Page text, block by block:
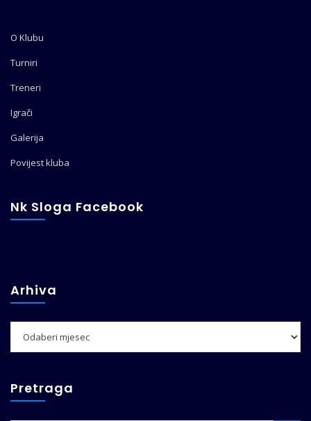
O Klubu
Turniri
Treneri
Igrači
Galerija
Povijest kluba
Nk Sloga Facebook
Arhiva
Pretraga